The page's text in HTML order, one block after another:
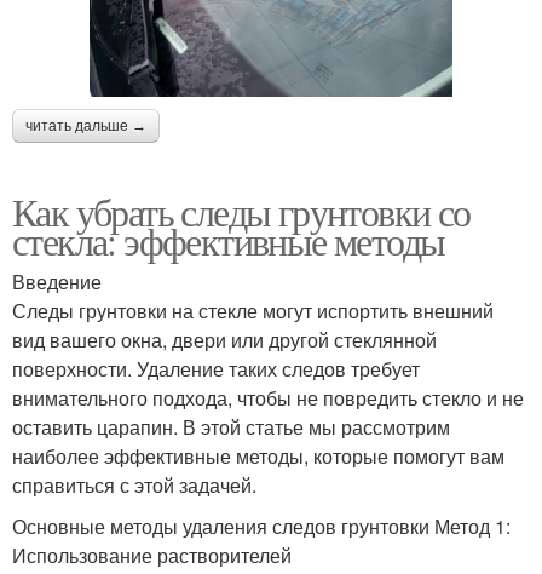
читать дальше →
Как убрать следы грунтовки со
стекла: эффективные методы
Введение
Следы грунтовки на стекле могут испортить внешний
вид вашего окна, двери или другой стеклянной
поверхности. Удаление таких следов требует
внимательного подхода, чтобы не повредить стекло и не
оставить царапин. В этой статье мы рассмотрим
наиболее эффективные методы, которые помогут вам
справиться с этой задачей.
Основные методы удаления следов грунтовки Метод 1:
Использование растворителей